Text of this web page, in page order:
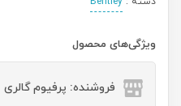
ویژگی‌های محصول
فروشنده: پرفیوم گالری